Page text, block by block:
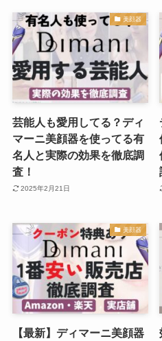
美顔器
芸能人も愛用してる？ディ
マーニ美顔器を使ってる有
名人と実際の効果を徹底調
査！
2025年2月21日
美顔器
【最新】ディマーニ美顔器